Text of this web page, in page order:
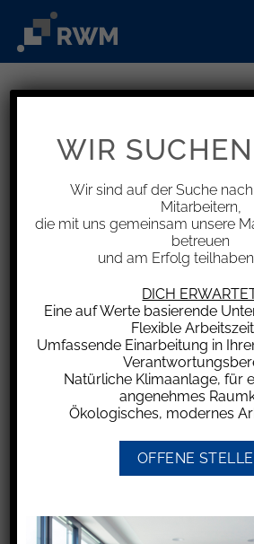
Inhalt
springen
BFH:
Firmenwagen
Der Bundesfinanzhof (BFH) hat
entschieden, dass vom
Kosten für einen Stellplatz oder
geldwerten Vorteil aus der
betrieblichen PKW zur privaten
mindern.
Im entschiedenen Fall hatte der
der Berechnung des geldwerten
Stellplatzes in Höhe von 30 €
WIR
Wir sind auf der Suche
Mitarbeitern,
die mit uns gemeinsam unsere
betreuen
und am Erfolg
DICH
Eine auf Werte basierende
Flexible
Umfassende Einarbeitung in
Natürliche Klimaanlage, für
angenehmes
Ökologisches, modernes
OFFENE